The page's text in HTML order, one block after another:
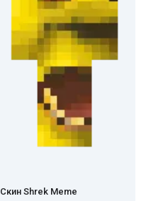
Скин Shrek Meme